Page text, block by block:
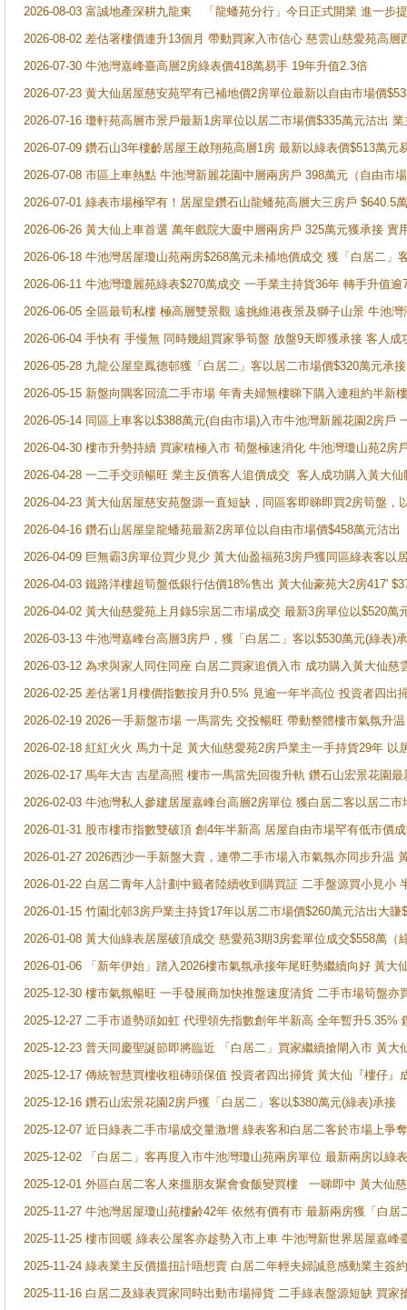
2026-08-03 富誠地產深耕九龍東 「龍蟠苑分行」今日正式開業 進一步
2026-08-02 差估署樓價連升13個月 帶動買家入市信心 慈雲山慈愛苑高層
2026-07-30 牛池灣嘉峰臺高層2房綠表價418萬易手 19年升值2.3倍
2026-07-23 黄大仙居屋慈安苑罕有已補地價2房單位最新以自由市場價
2026-07-16 瓊軒苑高層市景戶最新1房單位以居二市場價$335萬元沽出
2026-07-09 鑽石山3年樓齡居屋王啟翔苑高層1房 最新以綠表價$513萬元
2026-07-08 市區上車熱點 牛池灣新麗花園中層兩房戶 398萬元（自由市
2026-07-01 綠表市場極罕有！居屋皇鑽石山龍蟠苑高層大三房戶
2026-06-26 黃大仙上車首選 萬年戲院大廈中層兩房戶 325萬元獲承接 實
2026-06-18 牛池灣居屋瓊山苑兩房$268萬元未補地價成交 獲「白居二」
2026-06-11 牛池灣瓊麗苑綠表$270萬成交 一手業主持貨36年 轉手升值逾
2026-06-05 全區最筍私樓 極高層雙景觀 遠挑維港夜景及獅子山景 牛池
2026-06-04 手快有 手慢無 同時幾組買家爭筍盤 放盤9天即獲承接 客人
2026-05-28 九龍公屋皇鳳德邨獲「白居二」客以居二市場價$320萬元承接
2026-05-15 新盤向隅客回流二手市場 年青夫婦無樓睇下購入連租約半新
2026-05-14 同區上車客以$388萬元(自由市場)入市牛池灣新麗花園2房戶
2026-04-30 樓市升勢持續 買家積極入市 荀盤極速消化 牛池灣瓊山苑2房
2026-04-28 一二手交頭暢旺 業主反價客人追價成交 客人成功購入黃大
2026-04-23 黃大仙居屋慈安苑盤源一直短缺，同區客即睇即買2房筍盤，
2026-04-16 鑽石山居屋皇龍蟠苑最新2房單位以自由市場價$458萬元沽出
2026-04-09 巨無霸3房單位買少見少 黃大仙盈福苑3房戶獲同區綠表客以
2026-04-03 鐵路洋樓超筍盤低銀行估價18%售出 黃大仙豪苑大2房417'
2026-04-02 黃大仙慈愛苑上月錄5宗居二市場成交 最新3房單位以$520萬
2026-03-13 牛池灣嘉峰台高層3房戶，獲「白居二」客以$530萬元(綠表)
2026-03-12 為求與家人同住同座 白居二買家追價入市 成功購入黃大仙
2026-02-25 差估署1月樓價指數按月升0.5% 見逾一年半高位 投資者四
2026-02-19 2026一手新盤市場 一馬當先 交投暢旺 帶動整體樓市氣氛升
2026-02-18 紅紅火火 馬力十足 黃大仙慈愛苑2房戶業主一手持貨29年 以
2026-02-17 馬年大吉 吉星高照 樓市一馬當先回復升軌 鑽石山宏景花園
2026-02-03 牛池灣私人參建居屋嘉峰台高層2房單位 獲白居二客以居二市
2026-01-31 股市樓市指數雙破頂 創4年半新高 居屋自由市場罕有低市價
2026-01-27 2026西沙一手新盤大賣，連帶二手市場入市氣氛亦同步升温
2026-01-22 白居二青年人計劃中籤者陸續收到購買証 二手盤源買小見小
2026-01-15 竹園北邨3房戶業主持貨17年以居二市場價$260萬元沽出大賺
2026-01-08 黃大仙綠表居屋破頂成交 慈愛苑3期3房套單位成交$558萬（
2026-01-06 「新年伊始」踏入2026樓市氣氛承接年尾旺勢繼續向好 黃
2025-12-30 樓市氣氛暢旺 一手發展商加快推盤速度清貨 二手市場筍盤
2025-12-27 二手市道勢頭如虹 代理領先指數創年半新高 全年暫升5.35%
2025-12-23 普天同慶聖誕節即將臨近 「白居二」買家繼續搶閘入市 黃
2025-12-17 傳統智慧買樓收租磚頭保值 投資者四出掃貨 黃大仙『樓仔
2025-12-16 鑽石山宏景花園2房戶獲「白居二」客以$380萬元(綠表)承接
2025-12-07 近日綠表二手市場成交量激增 綠表客和白居二客於市場上
2025-12-02 「白居二」客再度入市牛池灣瓊山苑兩房單位 最新兩房以綠
2025-12-01 外區白居二客人來搵朋友聚會食飯變買樓 一睇即中 黃大仙
2025-11-27 牛池灣居屋瓊山苑樓齢42年 依然有價有市 最新兩房獲「白居
2025-11-25 樓市回暖 綠表公屋客亦趁勢入市上車 牛池灣新世界居屋嘉峰
2025-11-24 綠表業主反價搵扭計唔想賣 白居二年輕夫婦誠意感動業主簽
2025-11-16 白居二及綠表買家同時出動市場掃貨 二手綠表盤源短缺 買